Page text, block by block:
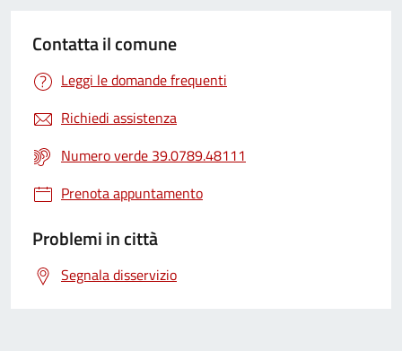
Contatta il comune
Leggi le domande frequenti
Richiedi assistenza
Numero verde 39.0789.48111
Prenota appuntamento
Problemi in città
Segnala disservizio